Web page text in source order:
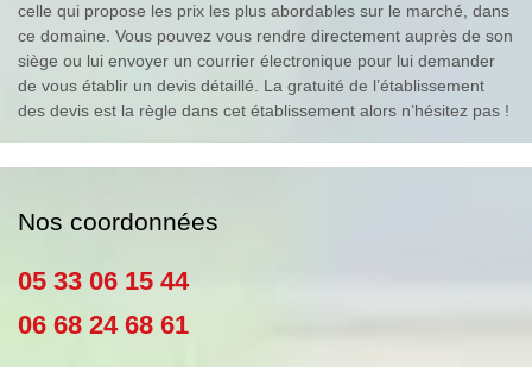
celle qui propose les prix les plus abordables sur le marché, dans
ce domaine. Vous pouvez vous rendre directement auprès de son
siège ou lui envoyer un courrier électronique pour lui demander
de vous établir un devis détaillé. La gratuité de l’établissement
des devis est la règle dans cet établissement alors n’hésitez pas !
Nos coordonnées
05 33 06 15 44
06 68 24 68 61